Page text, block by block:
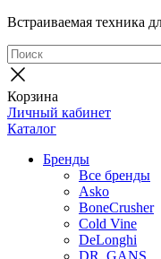
Встраиваемая техника
Корзина
Личный кабинет
Каталог
Бренды
Все бренды
Asko
BoneCrusher
Cold Vine
DeLonghi
DR. GANS